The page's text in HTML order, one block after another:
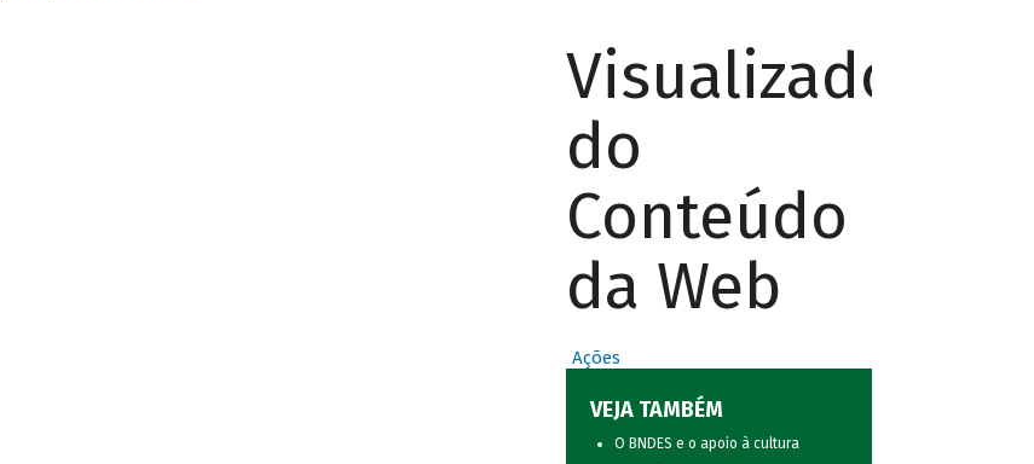
Visualizador
do
Conteúdo
da Web
Ações
VEJA TAMBÉM
O BNDES e o apoio à cultura